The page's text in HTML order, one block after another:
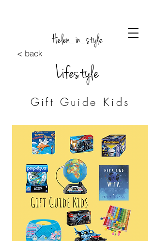
Helen_in_style
< back
Lifestyle
Gift Guide Kids